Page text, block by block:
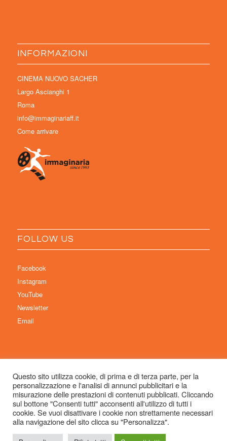
INFORMAZIONI
CINEMA NUOVO SACHER
Largo Ascianghi 1
Roma
info@immaginariaff.it
Come arrivare
FOLLOW US
Facebook
Instagram
YouTube
Newsletter
Email
© Copyright 2026 Immaginaria International Film Festival - Un progetto di:
Associazione Culturale Visibilia APS – Sede legale: Studio Commercialista
Dott.ssa Michela Sabattini, via D’Azeglio 71, 40123 Bologna –
info@immaginariaff.it- Tutti i diritti riservati -Privacy Policy- Site Design:
Questo sito utilizza cookie, di prima e di terza parte, per la
personalizzazione e l'analisi di annunci pubblicitari e la
misurazione delle prestazioni di contenuti pubblicati. Cliccando
sul bottone "Consenti tutti" acconsenti all'utilizzo di tutti i
cookie. Se vuoi disattivare i cookie non strettamente necessari
alla navigazione del sito clicca su "Personalizza".